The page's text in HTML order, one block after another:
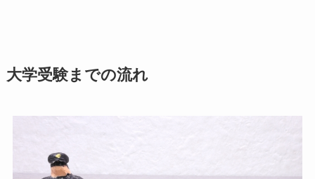
大学受験までの流れ